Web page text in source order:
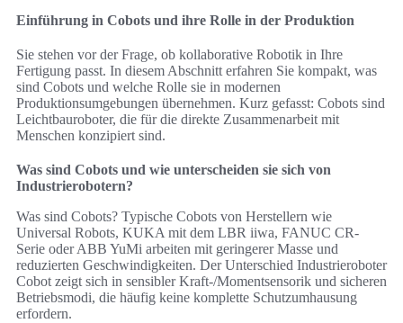
Einführung in Cobots und ihre Rolle in der Produktion
Sie stehen vor der Frage, ob kollaborative Robotik in Ihre
Fertigung passt. In diesem Abschnitt erfahren Sie kompakt, was
sind Cobots und welche Rolle sie in modernen
Produktionsumgebungen übernehmen. Kurz gefasst: Cobots sind
Leichtbauroboter, die für die direkte Zusammenarbeit mit
Menschen konzipiert sind.
Was sind Cobots und wie unterscheiden sie sich von
Industrierobotern?
Was sind Cobots? Typische Cobots von Herstellern wie
Universal Robots, KUKA mit dem LBR iiwa, FANUC CR-
Serie oder ABB YuMi arbeiten mit geringerer Masse und
reduzierten Geschwindigkeiten. Der Unterschied Industrieroboter
Cobot zeigt sich in sensibler Kraft-/Momentsensorik und sicheren
Betriebsmodi, die häufig keine komplette Schutzumhausung
erfordern.